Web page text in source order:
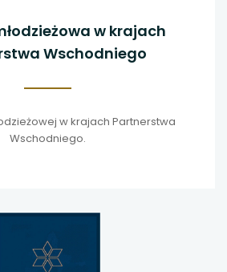
w krajach
Wschodniego
w krajach Partnerstwa
Wschodniego.